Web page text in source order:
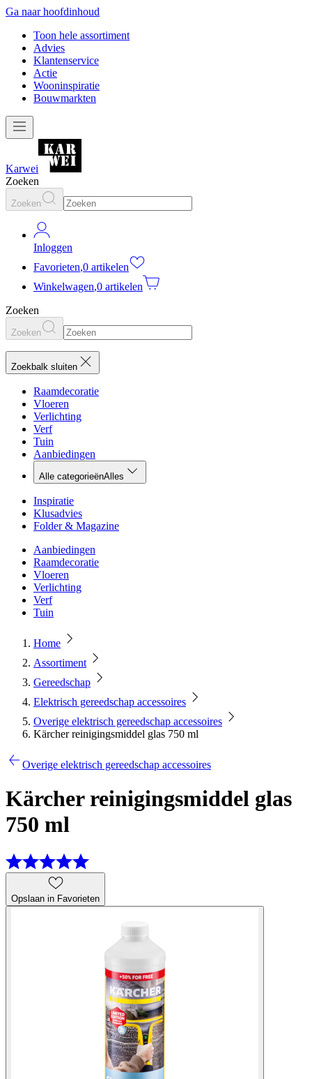
Ga naar hoofdinhoud
Toon hele assortiment
Advies
Klantenservice
Actie
Wooninspiratie
Bouwmarkten
Karwei
Zoeken
Zoeken
Inloggen
Favorieten,0 artikelen
Winkelwagen,0 artikelen
Zoeken
Zoeken
Zoekbalk sluiten
Raamdecoratie
Vloeren
Verlichting
Verf
Tuin
Aanbiedingen
Alle categorieënAlles
Inspiratie
Klusadvies
Folder & Magazine
Aanbiedingen
Raamdecoratie
Vloeren
Verlichting
Verf
Tuin
Home
Assortiment
Gereedschap
Elektrisch gereedschap accessoires
Overige elektrisch gereedschap accessoires
Kärcher reinigingsmiddel glas 750 ml
Overige elektrisch gereedschap accessoires
Kärcher reinigingsmiddel glas
750 ml
Opslaan in Favorieten